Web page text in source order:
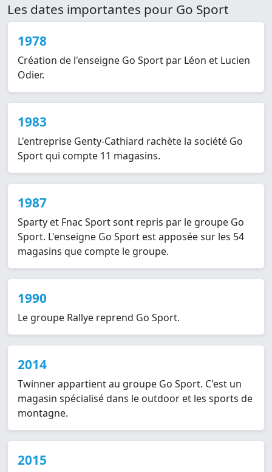
Les dates importantes pour Go Sport
1978
Création de l'enseigne Go Sport par Léon et Lucien
Odier.
1983
L'entreprise Genty-Cathiard rachète la société Go
Sport qui compte 11 magasins.
1987
Sparty et Fnac Sport sont repris par le groupe Go
Sport. L'enseigne Go Sport est apposée sur les 54
magasins que compte le groupe.
1990
Le groupe Rallye reprend Go Sport.
2014
Twinner appartient au groupe Go Sport. C'est un
magasin spécialisé dans le outdoor et les sports de
montagne.
2015